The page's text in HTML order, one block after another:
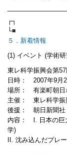
┌┐
└■
５．新着情報
(1) イベント (学術
東レ科学振興会第
日時： 2007年9月
場所： 有楽町朝日
主催： 東レ科学振
後援： 朝日新聞社
内容： I. 日本の巨
学)
II. 沈み込んだプレ